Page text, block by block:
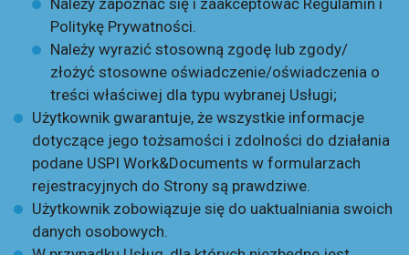
Należy zapoznać się i zaakceptować Regulamin i
Politykę Prywatności.
Należy wyrazić stosowną zgodę lub zgody/
złożyć stosowne oświadczenie/oświadczenia o
treści właściwej dla typu wybranej Usługi;
Użytkownik gwarantuje, że wszystkie informacje
dotyczące jego tożsamości i zdolności do działania
podane USPI Work&Documents w formularzach
rejestracyjnych do Strony są prawdziwe.
Użytkownik zobowiązuje się do uaktualniania swoich
danych osobowych.